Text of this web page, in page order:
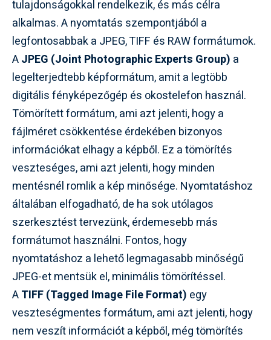
tulajdonságokkal rendelkezik, és más célra
alkalmas. A nyomtatás szempontjából a
legfontosabbak a JPEG, TIFF és RAW formátumok.
AJPEG (Joint Photographic Experts Group) a
legelterjedtebb képformátum, amit a legtöbb
digitális fényképezőgép és okostelefon használ.
Tömörített formátum, ami azt jelenti, hogy a
fájlméret csökkentése érdekében bizonyos
információkat elhagy a képből. Ez a tömörítés
veszteséges, ami azt jelenti, hogy minden
mentésnél romlik a kép minősége. Nyomtatáshoz
általában elfogadható, de ha sok utólagos
szerkesztést tervezünk, érdemesebb más
formátumot használni. Fontos, hogy
nyomtatáshoz a lehető legmagasabb minőségű
JPEG-et mentsük el, minimális tömörítéssel.
ATIFF (Tagged Image File Format) egy
veszteségmentes formátum, ami azt jelenti, hogy
nem veszít információt a képből, még tömörítés